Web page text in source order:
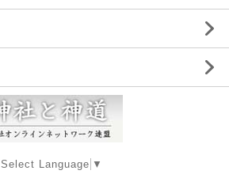
Select Language ▼